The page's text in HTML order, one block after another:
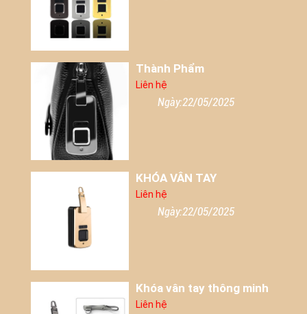
Thành Phẩm
Liên hệ
Ngày:22/05/2025
KHÓA VÂN TAY
Liên hệ
Ngày:22/05/2025
Khóa vân tay thông minh
Liên hệ